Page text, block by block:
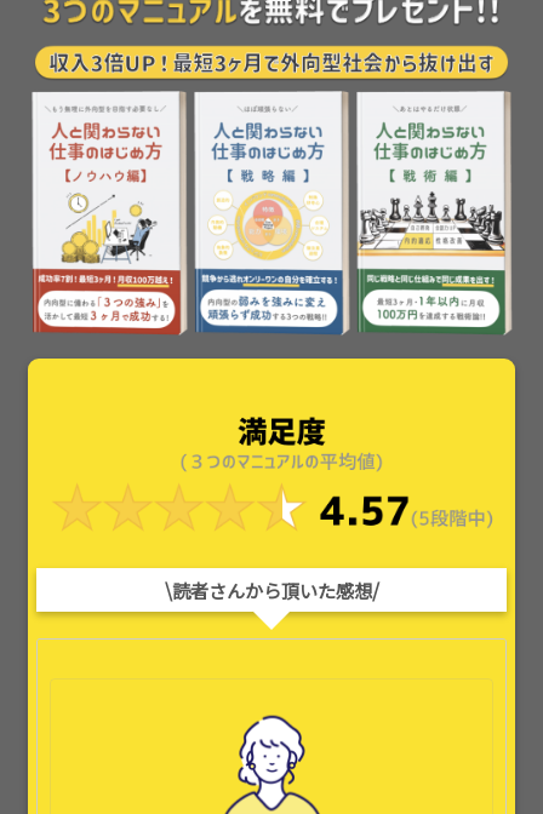
\読者さんから頂いた感想/